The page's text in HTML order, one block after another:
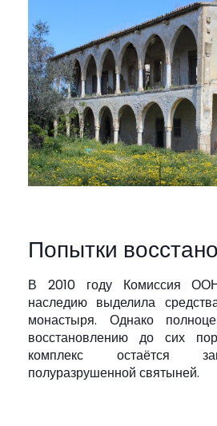
Попытки
В 2010 году Комиссия
наследию выделила
монастыря. Однако
восстановлению до сих
комплекс остаётся
полуразрушенной святыней.